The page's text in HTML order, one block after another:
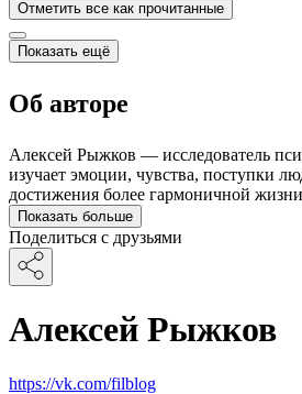
Отметить все как прочитанные
Показать ещё
Об авторе
Алексей Рыжков — исследователь
изучает эмоции, чувства, поступки
достижения более гармоничной
Показать больше
Поделиться с друзьями
Алексей Рыжков
https://vk.com/filblog